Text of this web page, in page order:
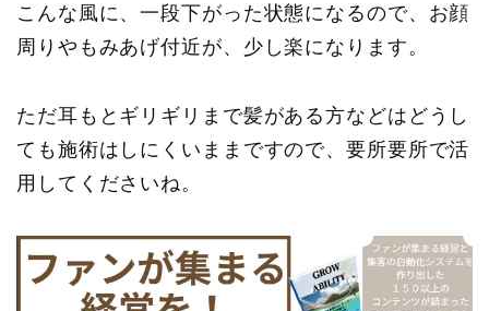
こんな風に、一段下がった状態になるので、お顔
周りやもみあげ付近が、少し楽になります。
ただ耳もとギリギリまで髪がある方などはどうし
ても施術はしにくいままですので、要所要所で活
用してくださいね。